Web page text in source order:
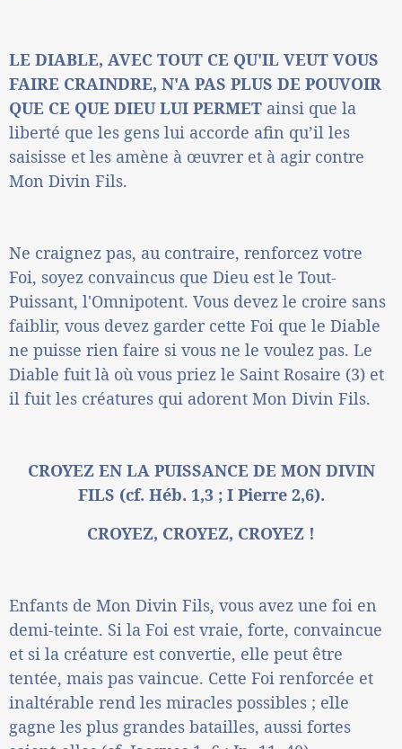
LE DIABLE, AVEC TOUT CE QU'IL VEUT VOUS
FAIRE CRAINDRE, N'A PAS PLUS DE POUVOIR
QUE CE QUE DIEU LUI PERMET ainsi que la
liberté que les gens lui accorde afin qu’il les
saisisse et les amène à œuvrer et à agir contre
Mon Divin Fils.
Ne craignez pas, au contraire, renforcez votre
Foi, soyez convaincus que Dieu est le Tout-
Puissant, l'Omnipotent. Vous devez le croire sans
faiblir, vous devez garder cette Foi que le Diable
ne puisse rien faire si vous ne le voulez pas. Le
Diable fuit là où vous priez le Saint Rosaire (3) et
il fuit les créatures qui adorent Mon Divin Fils.
CROYEZ EN LA PUISSANCE DE MON DIVIN
FILS (cf. Héb. 1,3 ; I Pierre 2,6).
CROYEZ, CROYEZ, CROYEZ !
Enfants de Mon Divin Fils, vous avez une foi en
demi-teinte. Si la Foi est vraie, forte, convaincue
et si la créature est convertie, elle peut être
tentée, mais pas vaincue. Cette Foi renforcée et
inaltérable rend les miracles possibles ; elle
gagne les plus grandes batailles, aussi fortes